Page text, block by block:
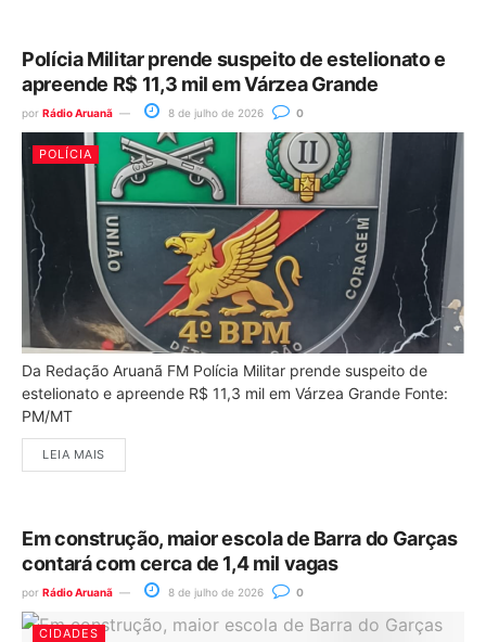
Polícia Militar prende suspeito de estelionato e
apreende R$ 11,3 mil em Várzea Grande
por Rádio Aruanã 8 de julho de 2026 0
POLÍCIA
Da Redação Aruanã FM Polícia Militar prende suspeito de
estelionato e apreende R$ 11,3 mil em Várzea Grande Fonte:
PM/MT
LEIA MAIS
Em construção, maior escola de Barra do Garças
contará com cerca de 1,4 mil vagas
por Rádio Aruanã 8 de julho de 2026 0
CIDADES